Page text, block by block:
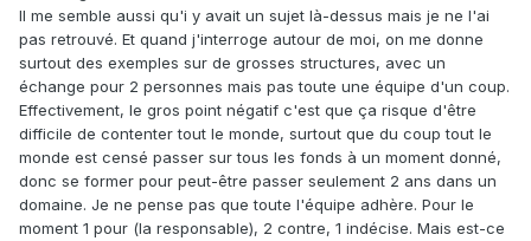
Il me semble aussi qu'i y avait un sujet là-dessus mais je ne l'ai
pas retrouvé. Et quand j'interroge autour de moi, on me donne
surtout des exemples sur de grosses structures, avec un
échange pour 2 personnes mais pas toute une équipe d'un coup.
Effectivement, le gros point négatif c'est que ça risque d'être
difficile de contenter tout le monde, surtout que du coup tout le
monde est censé passer sur tous les fonds à un moment donné,
donc se former pour peut-être passer seulement 2 ans dans un
domaine. Je ne pense pas que toute l'équipe adhère. Pour le
moment 1 pour (la responsable), 2 contre, 1 indécise. Mais est-ce